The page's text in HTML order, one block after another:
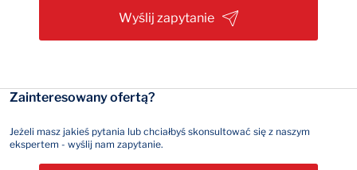
Wyślij zapytanie
Zainteresowany ofertą?
Jeżeli masz jakieś pytania lub chciałbyś skonsultować się z naszym
ekspertem - wyślij nam zapytanie.